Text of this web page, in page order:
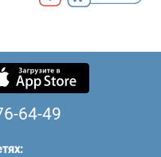
64-49